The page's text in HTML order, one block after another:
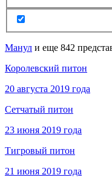
Манул и еще 842
Королевский питон
20 августа 2019 года
Сетчатый питон
23 июня 2019 года
Тигровый питон
21 июня 2019 года